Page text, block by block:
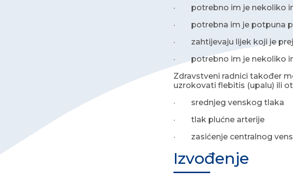
· potrebno im je nekoliko
· potrebna im je potpuna
· zahtijevaju lijek koji je
· potrebno im je nekoliko
Zdravstveni radnici također
uzrokovati flebitis (upalu) ili
· srednjeg venskog tlaka
· tlak plućne arterije
· zasićenje centralnog
Izvođenje